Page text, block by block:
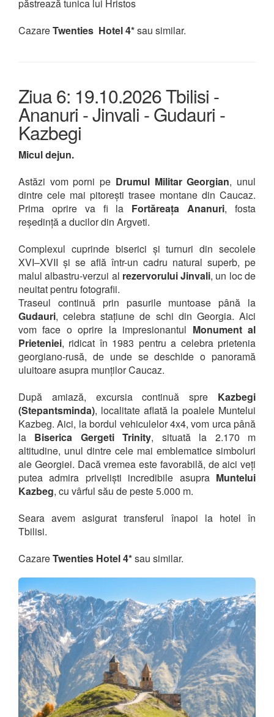
păstrează tunica lui Hristos
CazareTwenties Hotel 4*sau similar.
Ziua 6: 19.10.2026 Tbilisi -
Ananuri - Jinvali - Gudauri -
Kazbegi
Micul dejun.
Astăzi vom porni pe Drumul Militar Georgian, unul
dintre cele mai pitorești trasee montane din Caucaz.
Prima oprire va fi la Fortăreața Ananuri, fosta
reședință a ducilor din Argveti.
Complexul cuprinde biserici și turnuri din secolele
XVI–XVII și se află într-un cadru natural superb, pe
malul albastru-verzui al rezervorului Jinvali, un loc de
neuitat pentru fotografii.
Traseul continuă prin pasurile muntoase până la
Gudauri, celebra stațiune de schi din Georgia. Aici
vom face o oprire la impresionantul Monument al
Prieteniei, ridicat în 1983 pentru a celebra prietenia
georgiano-rusă, de unde se deschide o panoramă
uluitoare asupra munților Caucaz.
După amiază, excursia continuă spre Kazbegi
(Stepantsminda), localitate aflată la poalele Muntelui
Kazbeg. Aici, la bordul vehiculelor 4x4, vom urca până
la Biserica Gergeti Trinity, situată la 2.170 m
altitudine, unul dintre cele mai emblematice simboluri
ale Georgiei. Dacă vremea este favorabilă, de aici veți
putea admira priveliști incredibile asupra Muntelui
Kazbeg, cu vârful său de peste 5.000 m.
Seara avem asigurat transferul înapoi la hotel în
Tbilisi.
CazareTwenties Hotel 4*sau similar.